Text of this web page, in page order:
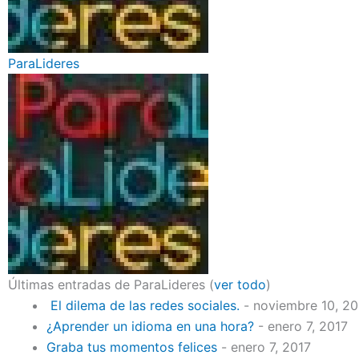
ParaLideres
Últimas entradas de ParaLideres (ver todo)
El dilema de las redes sociales. - noviembre 10,
¿Aprender un idioma en una hora? - enero 7, 2017
Graba tus momentos felices - enero 7, 2017